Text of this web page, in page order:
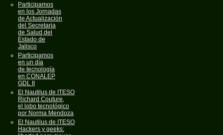
Participamos
en los Jornadas
de Actualización
del Secretaria
de Salud del
Estado de
Jalisco
Participamos
en un día
de tecnología
en CONALEP
GDL II
El Nautilus de ITESO
Richard Couture,
el lobo tecnológico
por Norma Mendoza
El Nautilus de ITESO
Hackers y geeks: